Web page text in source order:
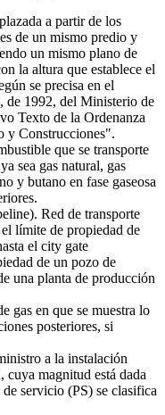
a partir de los
de un mismo predio y
un mismo plano de
la altura que establece el
se precisa en el
de 1992, del Ministerio de
Texto de la Ordenanza
y Construcciones".
que se transporte
sea gas natural, gas
y butano en fase gaseosa
Red de transporte
límite de propiedad de
el city gate
de un pozo de
una planta de producción
gas en que se muestra lo
posteriores, si
a la instalación
cuya magnitud está dada
servicio (PS) se clasifica